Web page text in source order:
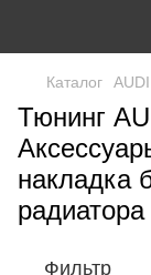
Каталог AUDI
Тюнинг
накладка
радиатора
Фильтр